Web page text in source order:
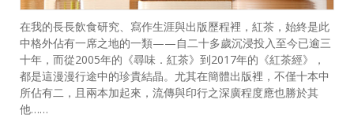
在我的長長飲食研究、寫作生涯與出版歷程裡，紅茶，始終是此
中格外佔有一席之地的一類——自二十多歲沉浸投入至今已逾三
十年，而從2005年的《尋味．紅茶》到2017年的《紅茶經》，
都是這漫漫行途中的珍貴結晶。尤其在簡體出版裡，不僅十本中
所佔有二，且兩本加起來，流傳與印行之深廣程度應也勝於其
他……